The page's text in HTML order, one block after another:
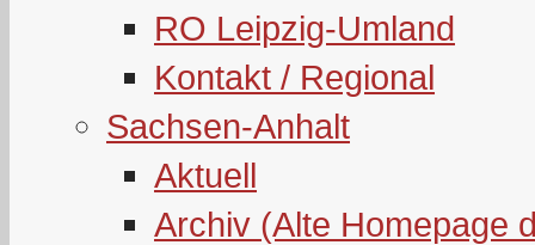
RO Leipzig-Umland
Kontakt / Regional
Sachsen-Anhalt
Aktuell
Archiv (Alte Homepage